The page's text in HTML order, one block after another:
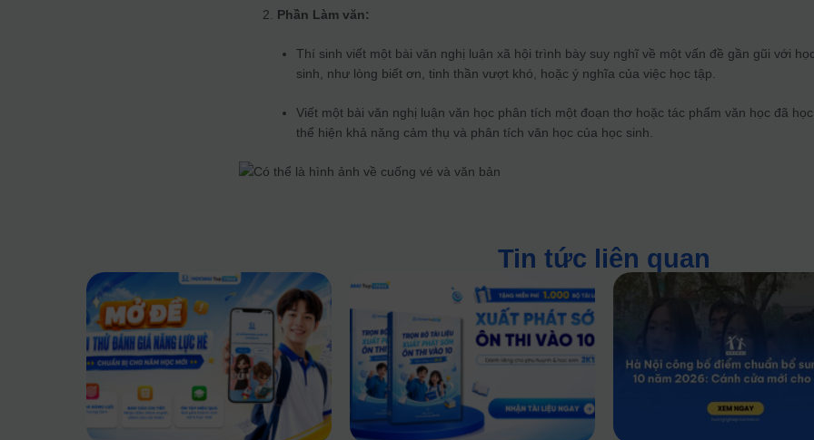
Phần Làm văn:
Thí sinh viết một bài văn nghị luận xã hội trình bày suy nghĩ về một vấn đề gần gũi với
sinh, như lòng biết ơn, tinh thần vượt khó, hoặc ý nghĩa của việc học tập.
Viết một bài văn nghị luận văn học phân tích một đoạn thơ hoặc tác phẩm văn học đã
thể hiện khả năng cảm thụ và phân tích văn học của học sinh.
Tin tức liên quan